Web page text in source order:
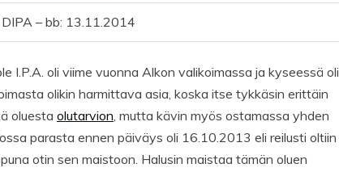
DIPA – bb: 13.11.2014
I.P.A. oli viime vuonna Alkon valikoimassa ja kyseessä oli
olikin harmittava asia, koska itse tykkäsin erittäin
oluesta olutarvion, mutta kävin myös ostamassa yhden
parasta ennen päiväys oli 16.10.2013 eli reilusti oltiin
otin sen maistoon. Halusin maistaa tämän oluen